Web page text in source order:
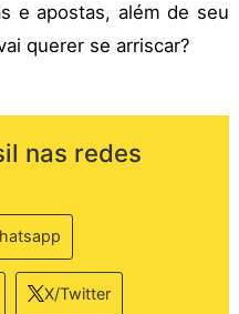
e apostas, além de seu
querer se arriscar?
nas redes
X/Twitter